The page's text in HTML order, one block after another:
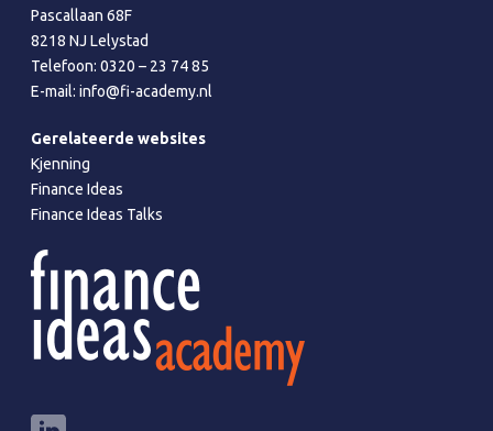
Pascallaan 68F
8218 NJ Lelystad
Telefoon:0320 – 23 74 85
E-mail:info@fi-academy.nl
Gerelateerde websites
Kjenning
Finance Ideas
Finance Ideas Talks